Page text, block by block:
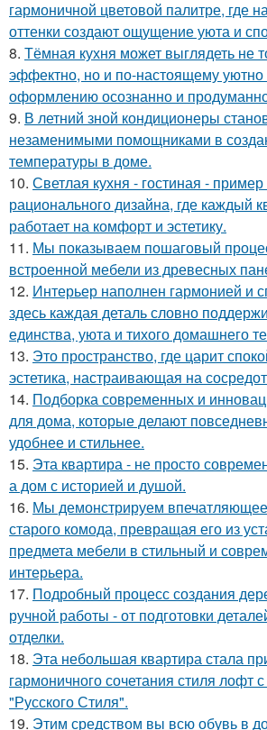
гармоничной цветовой палитре, где
оттенки создают ощущение уюта и
8. Тёмная кухня может выглядеть не
эффектно, но и по-настоящему уютно
оформлению осознанно и
9. В летний зной кондиционеры
незаменимыми помощниками в
температуры в доме.
10. Светлая кухня - гостиная -
рационального дизайна, где каждый
работает на комфорт и эстетику.
11. Мы показываем пошаговый
встроенной мебели из древесных
12. Интерьер наполнен гармонией и
здесь каждая деталь словно
единства, уюта и тихого домашнего
13. Это пространство, где царит
эстетика, настраивающая на
14. Подборка современных и
для дома, которые делают
удобнее и стильнее.
15. Эта квартира - не просто
а дом с историей и душой.
16. Мы демонстрируем
старого комода, превращая его из
предмета мебели в стильный и
интерьера.
17. Подробный процесс создания
ручной работы - от подготовки
отделки.
18. Эта небольшая квартира стала
гармоничного сочетания стиля лофт
"Русского Стиля".
19. Этим средством вы всю обувь в